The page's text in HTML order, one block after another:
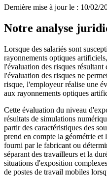
Dernière mise à jour le : 10/02/
Notre analyse
Lorsque des salariés sont
rayonnements optiques
l'évaluation des risques
l'évaluation des risques ne
risque, l'employeur réalise une
aux rayonnements optiques
Cette évaluation du niveau
résultats de simulations
partir des caractéristiques des
prend en compte la géométrie et
fourni par le fabricant ou
séparant des travailleurs et la
situations d'exposition
de postes de travail mobiles